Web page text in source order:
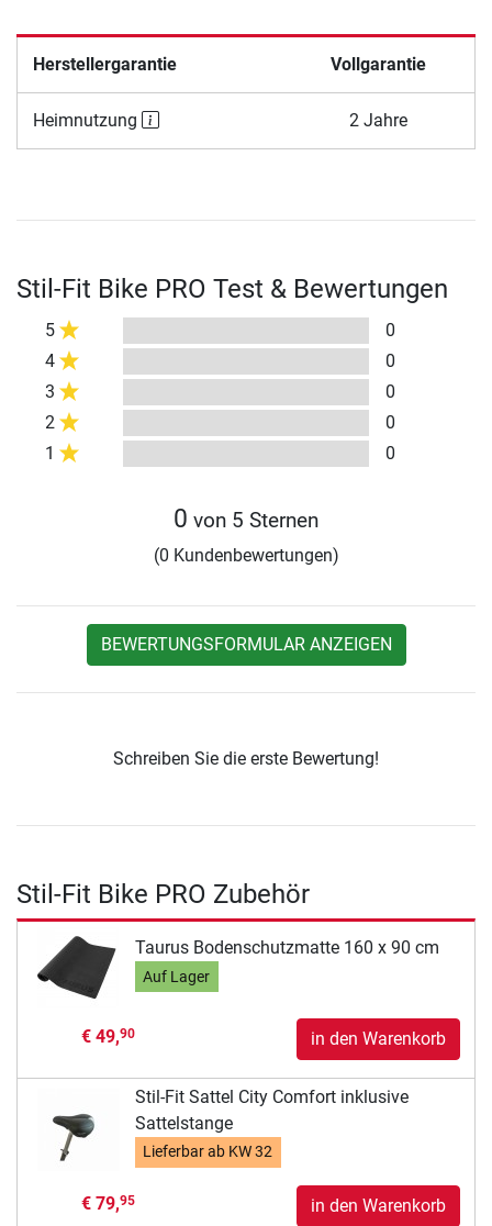
Herstellergarantie Vollgarantie
Heimnutzung 2 Jahre
Stil-Fit Bike PRO Test & Bewertungen
5
0
4
0
3
0
2
0
1
0
0 von 5 Sternen
(0 Kundenbewertungen)
BEWERTUNGSFORMULAR ANZEIGEN
Schreiben Sie die erste Bewertung!
Stil-Fit Bike PRO Zubehör
Taurus Bodenschutzmatte 160 x 90 cm
Auf Lager
€ 49,90 in den Warenkorb
Stil-Fit Sattel City Comfort inklusive
Sattelstange
Lieferbar ab KW 32
€ 79,95 in den Warenkorb